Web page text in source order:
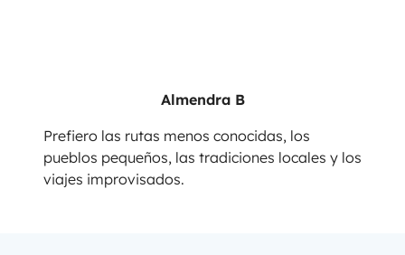
Almendra B
Prefiero las rutas menos conocidas, los
pueblos pequeños, las tradiciones locales y los
viajes improvisados.